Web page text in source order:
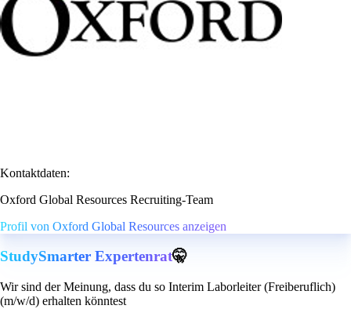
Kontaktdaten:
Oxford Global Resources Recruiting-Team
Profil von Oxford Global Resources anzeigen
StudySmarter Expertenrat🤫
Wir sind der Meinung, dass du so Interim Laborleiter (Freiberuflich)
(m/w/d) erhalten könntest